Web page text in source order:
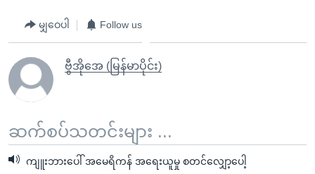
မျှဝေပါ Follow us
ဗွီအိုအေ (မြန်မာပိုင်း)
ဆက်စပ်သတင်းများ ...
ကျူးဘားပေါ် အမေရိကန် အရေးယူမှု စတင်လျှော့ပေါ့